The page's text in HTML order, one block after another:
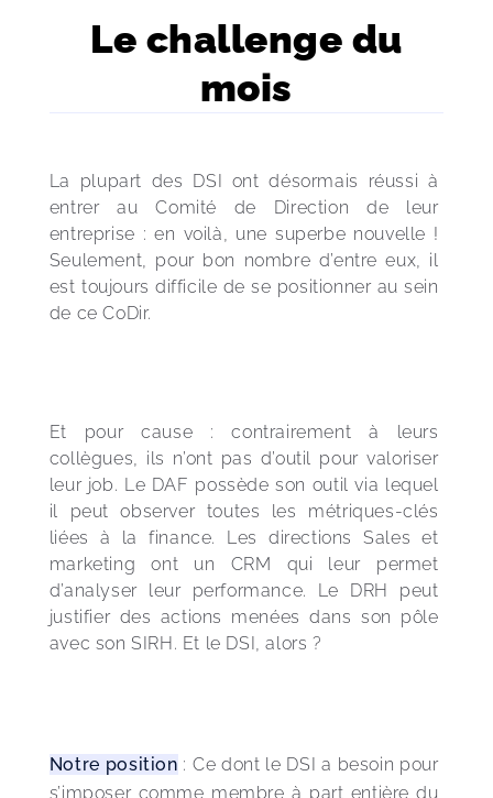
Le challenge du
mois
La plupart des DSI ont désormais réussi à
entrer au Comité de Direction de leur
entreprise : en voilà, une superbe nouvelle !
Seulement, pour bon nombre d’entre eux, il
est toujours difficile de se positionner au sein
de ce CoDir.
Et pour cause : contrairement à leurs
collègues, ils n’ont pas d’outil pour valoriser
leur job. Le DAF possède son outil via lequel
il peut observer toutes les métriques-clés
liées à la finance. Les directions Sales et
marketing ont un CRM qui leur permet
d’analyser leur performance. Le DRH peut
justifier des actions menées dans son pôle
avec son SIRH. Et le DSI, alors ?
Notre position : Ce dont le DSI a besoin pour
s’imposer comme membre à part entière du